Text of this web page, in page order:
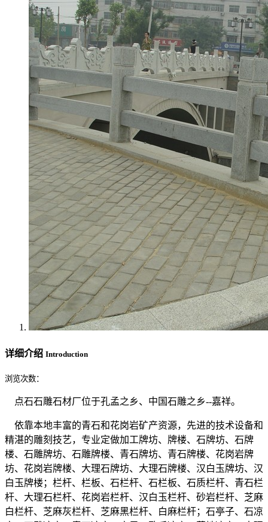
详细介绍 Introduction
浏览次数：
点石石雕石材厂位于孔孟之乡、中国石雕之乡--嘉祥。
依靠本地丰富的青石和花岗岩矿产资源，先进的技术设备和
精湛的雕刻技艺，专业定做加工牌坊、牌楼、石牌坊、石牌
楼、石雕牌坊、石雕牌楼、青石牌坊、青石牌楼、花岗岩牌
坊、花岗岩牌楼、大理石牌坊、大理石牌楼、汉白玉牌坊、汉
白玉牌楼；栏杆、栏板、石栏杆、石栏板、石质栏杆、青石栏
杆、大理石栏杆、花岗岩栏杆、汉白玉栏杆、砂岩栏杆、芝麻
白栏杆、芝麻灰栏杆、芝麻黑栏杆、白麻栏杆；石亭子、石凉